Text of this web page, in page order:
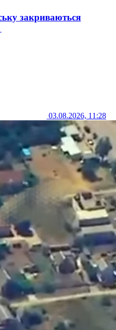
закриваються
03.08.2026, 11:28